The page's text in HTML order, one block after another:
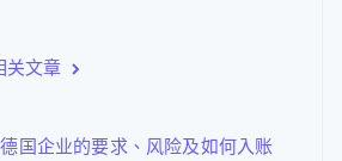
关文章
国企业的要求、风险及如何入账